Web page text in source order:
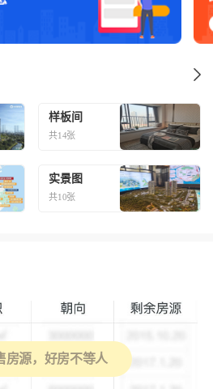
样板间
共14张
实景图
共10张
房源，好房不等人